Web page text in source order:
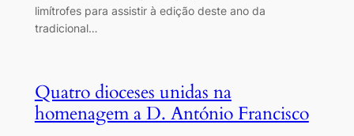
limítrofes para assistir à edição deste ano da
tradicional…
Quatro dioceses unidas na
homenagem a D. António Francisco